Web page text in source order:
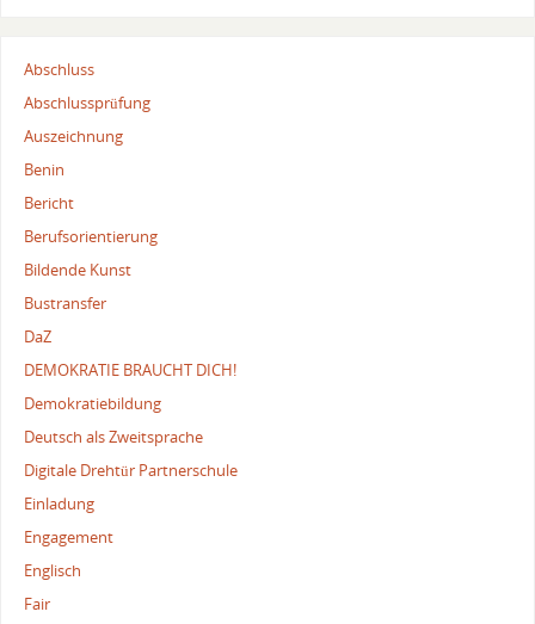
Abschluss
Abschlussprüfung
Auszeichnung
Benin
Bericht
Berufsorientierung
Bildende Kunst
Bustransfer
DaZ
DEMOKRATIE BRAUCHT DICH!
Demokratiebildung
Deutsch als Zweitsprache
Digitale Drehtür Partnerschule
Einladung
Engagement
Englisch
Fair